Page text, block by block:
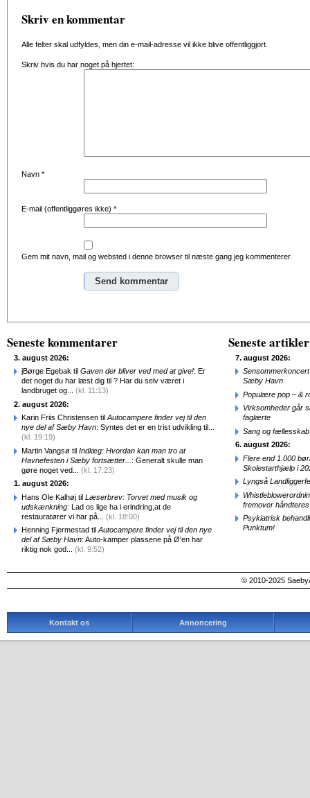
Skriv en kommentar
Alle felter skal udfyldes, men din e-mail-adresse vil ikke blive offentliggjort.
Skriv hvis du har noget på hjertet:
Navn *
E-mail (offentliggøres ikke) *
Gem mit navn, mail og websted i denne browser til næste gang jeg kommenterer.
Seneste kommentarer
3. august 2026:
jBørge Egebak til Gaven der bliver ved med at give!: Er
det noget du har læst dig til ? Har du selv været i
landbruget og... (kl. 11:13)
2. august 2026:
Karin Friis Christensen til Autocampere finder vej til den
nye del af Sæby Havn: Syntes det er en trist udvikling til...
(kl. 19:19)
Martin Vangsø til Indlæg: Hvordan kan man tro at
Havnefesten i Sæby fortsætter... : Generalt skulle man
gøre noget ved... (kl. 17:23)
1. august 2026:
Hans Ole Kalhøj til Læserbrev: Torvet med musik og
udskænkning: Lad os lige ha i erindring,at de
restauratører vi har på... (kl. 18:00)
Henning Fjermestad til Autocampere finder vej til den nye
del af Sæby Havn: Auto-kamper plassene på Ø'en har
riktig nok god... (kl. 9:52)
Seneste artikler
7. august 2026:
Sæby Havn
Populære pop – &
Virksomheder går
faglærte
Sang og
6. august 2026:
Flere end 1.000
Skolestarthjælp i
Lyngså
fremover
Psykiatrisk
Punktum!
© 2010-2025
Kontakt os Annoncering